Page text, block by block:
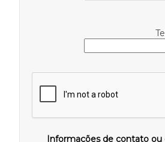
Informações de contato ou